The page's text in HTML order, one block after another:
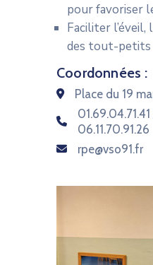
pour favoriser
Faciliter l’éveil,
des tout-petits
Coordonnées :
Place du 19
01.69.04.71.41
06.11.70.91.26
rpe@vso91.fr